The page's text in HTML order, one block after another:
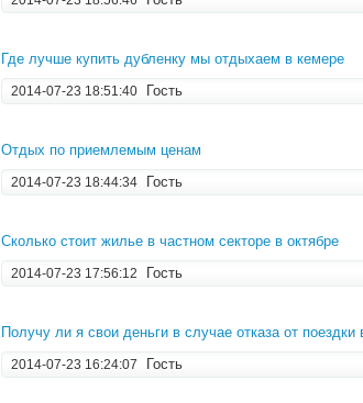
Где лучше купить дубленку мы отдыхаем в кемере
2014-07-23 18:51:40 Гость
Отдых по приемлемым ценам
2014-07-23 18:44:34 Гость
Сколько стоит жилье в частном секторе в октябре
2014-07-23 17:56:12 Гость
Получу ли я свои деньги в случае отказа от поездки
2014-07-23 16:24:07 Гость